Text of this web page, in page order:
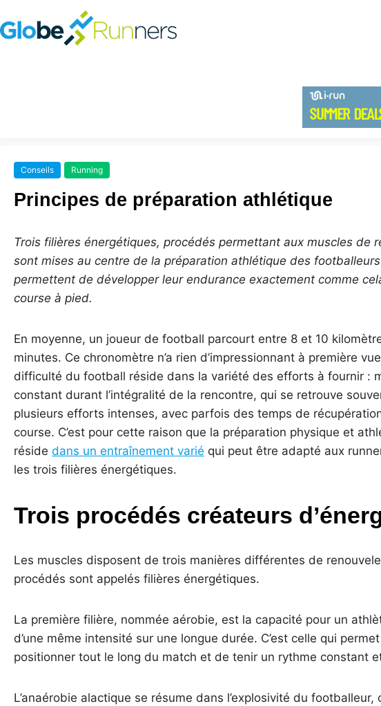
Conseils Running
Principes de préparation athlétique
Trois filières énergétiques, procédés permettant aux muscles de
sont mises au centre de la préparation athlétique des
permettent de développer leur endurance exactement comme
course à pied.
En moyenne, un joueur de football parcourt entre 8 et 10
minutes. Ce chronomètre n’a rien d’impressionnant à première
difficulté du football réside dans la variété des efforts à fournir :
constant durant l’intégralité de la rencontre, qui se retrouve
plusieurs efforts intenses, avec parfois des temps de
course. C’est pour cette raison que la préparation physique et
réside dans un entraînement varié qui peut être adapté aux
les trois filières énergétiques.
Trois procédés créateurs
Les muscles disposent de trois manières différentes de
procédés sont appelés filières énergétiques.
La première filière, nommée aérobie, est la capacité pour un
d’une même intensité sur une longue durée. C’est celle qui
positionner tout le long du match et de tenir un rythme constant
L’anaérobie alactique se résume dans l’explosivité du